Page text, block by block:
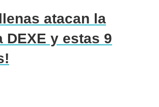
atacan la
DEXE y estas 9